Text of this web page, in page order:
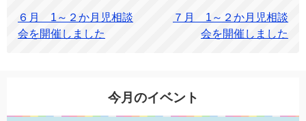
６月 1～２か月児相談
会を開催しました
７月 1～２か月児相談
会を開催しました
今月のイベント